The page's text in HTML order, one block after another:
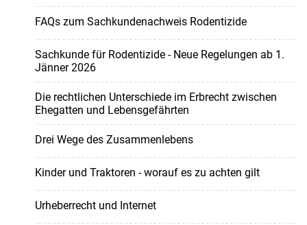
FAQs zum Sachkundenachweis Rodentizide
Sachkunde für Rodentizide - Neue Regelungen ab 1.
Jänner 2026
Die rechtlichen Unterschiede im Erbrecht zwischen
Ehegatten und Lebensgefährten
Drei Wege des Zusammenlebens
Kinder und Traktoren - worauf es zu achten gilt
Urheberrecht und Internet